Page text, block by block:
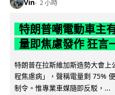
Vin 2 小時
特朗普嘲電動車主
量即焦慮發作 狂言
特朗普在拉斯維加斯造勢大會上
程焦慮病」，聲稱電量剩 75%
制令。惟專業車媒隨即反駁，...